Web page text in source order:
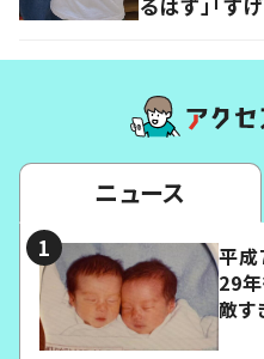
ニュース
平
29年
敵す